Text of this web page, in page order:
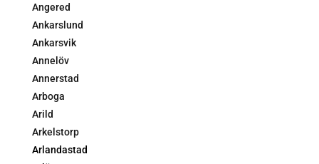
Angered
Ankarslund
Ankarsvik
Annelöv
Annerstad
Arboga
Arild
Arkelstorp
Arlandastad